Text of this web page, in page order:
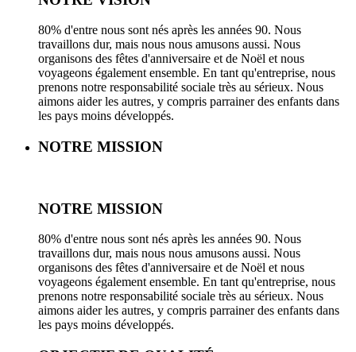
80% d'entre nous sont nés après les années 90. Nous
travaillons dur, mais nous nous amusons aussi. Nous
organisons des fêtes d'anniversaire et de Noël et nous
voyageons également ensemble. En tant qu'entreprise, nous
prenons notre responsabilité sociale très au sérieux. Nous
aimons aider les autres, y compris parrainer des enfants dans
les pays moins développés.
NOTRE MISSION
NOTRE MISSION
80% d'entre nous sont nés après les années 90. Nous
travaillons dur, mais nous nous amusons aussi. Nous
organisons des fêtes d'anniversaire et de Noël et nous
voyageons également ensemble. En tant qu'entreprise, nous
prenons notre responsabilité sociale très au sérieux. Nous
aimons aider les autres, y compris parrainer des enfants dans
les pays moins développés.